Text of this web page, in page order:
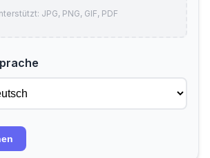
JPG, PNG, GIF, PDF